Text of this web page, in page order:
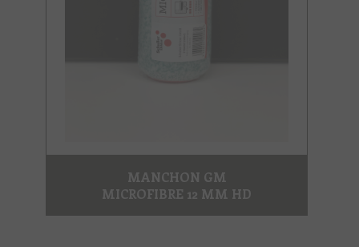
MANCHON GM
MICROFIBRE 12 MM HD